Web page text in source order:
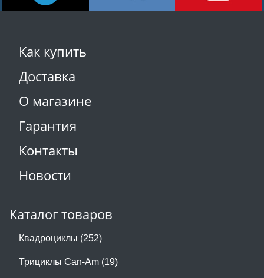
Как купить
Доставка
О магазине
Гарантия
Контакты
Новости
Каталог товаров
Квадроциклы (252)
Трициклы Can-Am (19)